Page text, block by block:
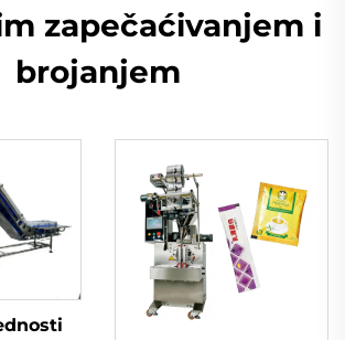
zapečaćivanjem i
brojanjem